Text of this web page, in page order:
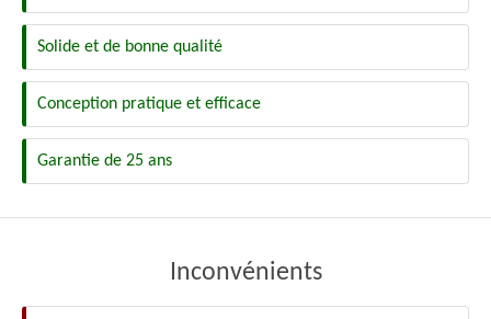
Solide et de bonne qualité
Conception pratique et efficace
Garantie de 25 ans
Inconvénients